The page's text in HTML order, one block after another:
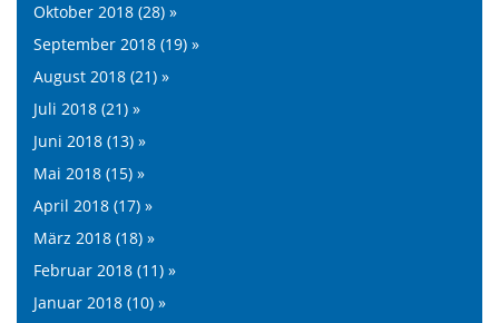
Oktober 2018 (28) »
September 2018 (19) »
August 2018 (21) »
Juli 2018 (21) »
Juni 2018 (13) »
Mai 2018 (15) »
April 2018 (17) »
März 2018 (18) »
Februar 2018 (11) »
Januar 2018 (10) »